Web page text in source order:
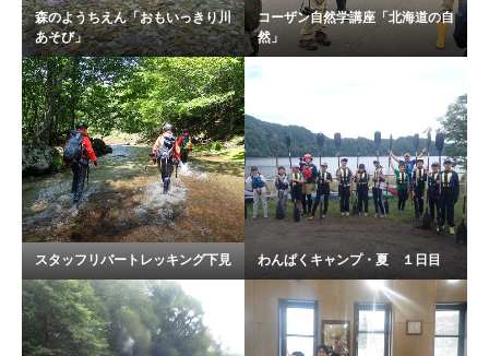
森のようちえん「おもいっきり川
あそび」
コーザン自然学講座「北海道の自
然」
スタッフリバートレッキング下見 わんぱくキャンプ・夏 １日目